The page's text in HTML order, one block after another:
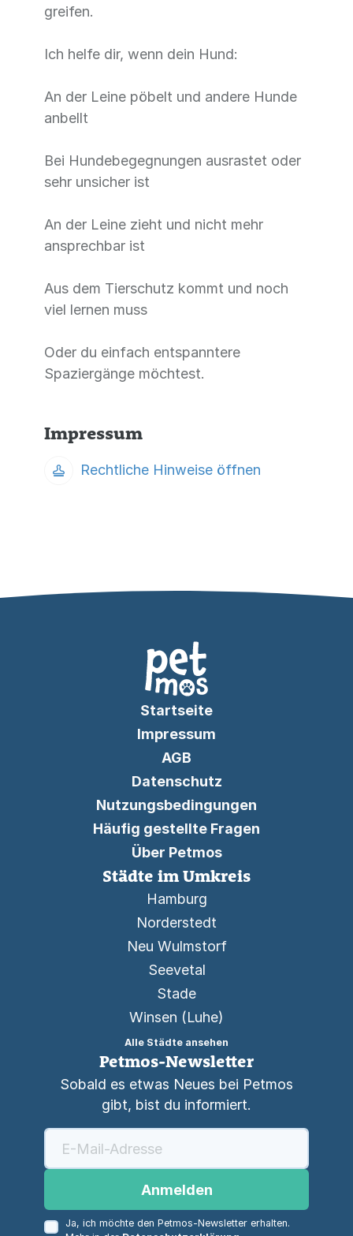
greifen.
Ich helfe dir, wenn dein Hund:
An der Leine pöbelt und andere Hunde
anbellt
Bei Hundebegegnungen ausrastet oder
sehr unsicher ist
An der Leine zieht und nicht mehr
ansprechbar ist
Aus dem Tierschutz kommt und noch
viel lernen muss
Oder du einfach entspanntere
Spaziergänge möchtest.
Impressum
Rechtliche Hinweise öffnen
Startseite
Impressum
AGB
Datenschutz
Nutzungsbedingungen
Häufig gestellte Fragen
Über Petmos
Städte im Umkreis
Hamburg
Norderstedt
Neu Wulmstorf
Seevetal
Stade
Winsen (Luhe)
Alle Städte ansehen
Petmos-Newsletter
Sobald es etwas Neues bei Petmos
gibt, bist du informiert.
Anmelden
Ja, ich möchte den Petmos-Newsletter erhalten.